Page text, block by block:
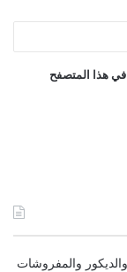
في هذا المتصفح
والمفروشات